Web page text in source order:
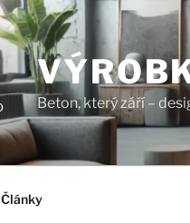
Beton, který září –
Články